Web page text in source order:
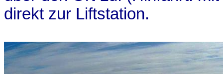
direkt zur Liftstation.